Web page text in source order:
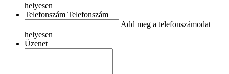
helyesen
Telefonszám Telefonszám
Add meg a telefonszámodat
helyesen
Üzenet